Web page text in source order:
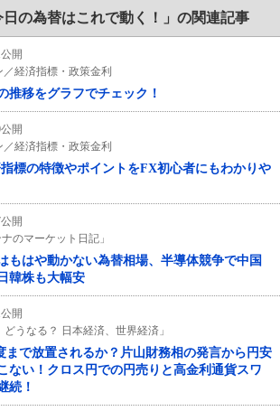
の為替はこれで動く！」の関連記事
開
経済指標・政策金利
推移をグラフでチェック！
開
経済指標・政策金利
標の特徴やポイントをFX初心者にもわかりや
開
のマーケット日記」
もはや動かない為替相場、半導体競争で中国
韓株も大幅安
開
うなる？ 日本経済、世界経済」
まで放置されるか？片山財務相の発言から円安
ない！クロス円での円売りと高金利通貨スワ
続！